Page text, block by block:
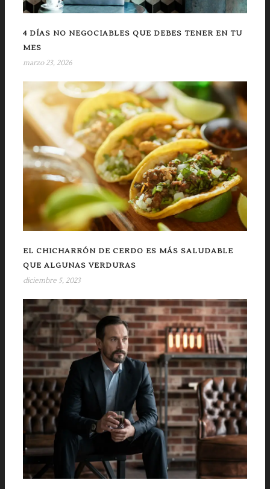
4 DÍAS NO NEGOCIABLES QUE DEBES TENER EN TU
MES
marzo 23, 2026
EL CHICHARRÓN DE CERDO ES MÁS SALUDABLE
QUE ALGUNAS VERDURAS
diciembre 5, 2023